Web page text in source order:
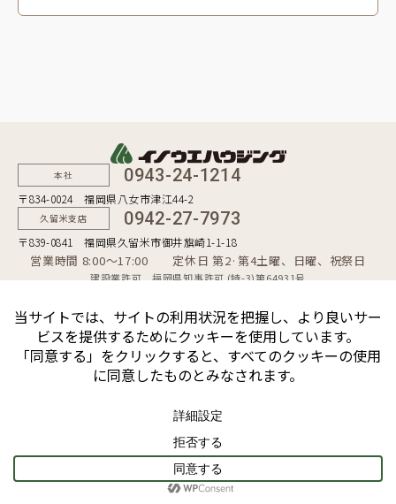
本社 0943-24-1214
〒834-0024 福岡県八女市津江44-2
久留米支店 0942-27-7973
〒839-0841 福岡県久留米市御井旗崎1-1-18
営業時間 8:00〜17:00 定休日 第2·第4土曜、日曜、祝祭日
建設業許可 福岡県知事許可 (特-3)第64931号
宅地建物取引業者 福岡県知事（10）第9254号
個人情報保護方針